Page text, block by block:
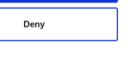
Deny